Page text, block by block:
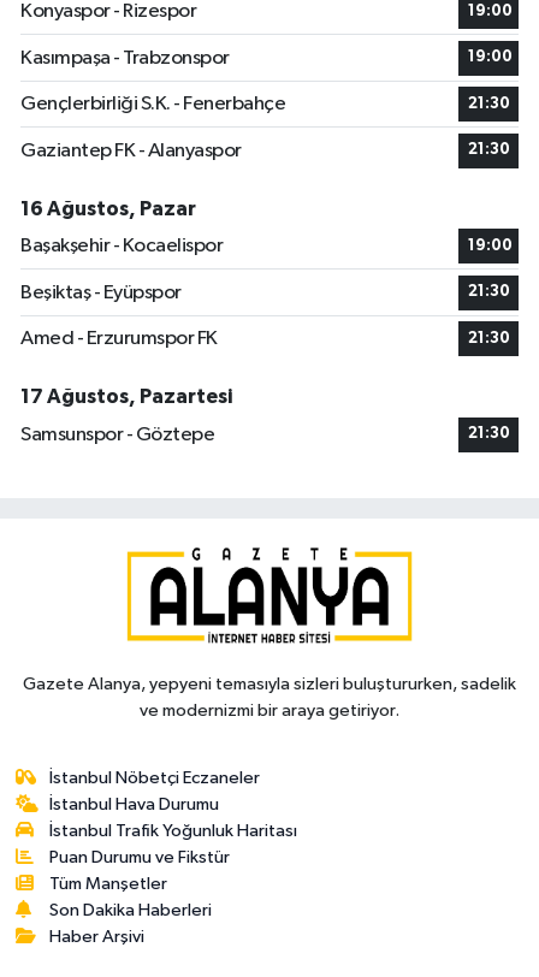
Konyaspor - Rizespor
19:00
Kasımpaşa - Trabzonspor 19:00
Gençlerbirliği S.K. - Fenerbahçe 21:30
Gaziantep FK - Alanyaspor 21:30
16 Ağustos, Pazar
Başakşehir - Kocaelispor
19:00
Beşiktaş - Eyüpspor 21:30
Amed - Erzurumspor FK 21:30
17 Ağustos, Pazartesi
Samsunspor - Göztepe
21:30
Gazete Alanya, yepyeni temasıyla sizleri buluştururken, sadelik
ve modernizmi bir araya getiriyor.
İstanbul Nöbetçi Eczaneler
İstanbul Hava Durumu
İstanbul Trafik Yoğunluk Haritası
Puan Durumu ve Fikstür
Tüm Manşetler
Son Dakika Haberleri
Haber Arşivi